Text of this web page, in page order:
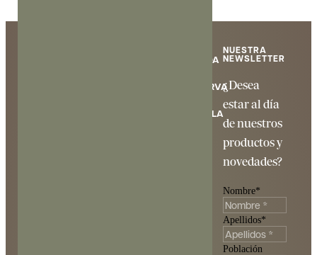
TIENDA
RESERVA
REGALA
NUESTRA
NEWSLETTER
¿Desea
estar al día
de nuestros
productos y
novedades?
Nombre*
Apellidos*
Población